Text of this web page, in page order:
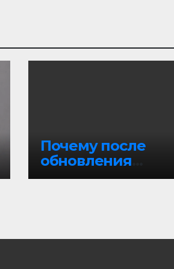
Почему после
обновления
Windows пропала